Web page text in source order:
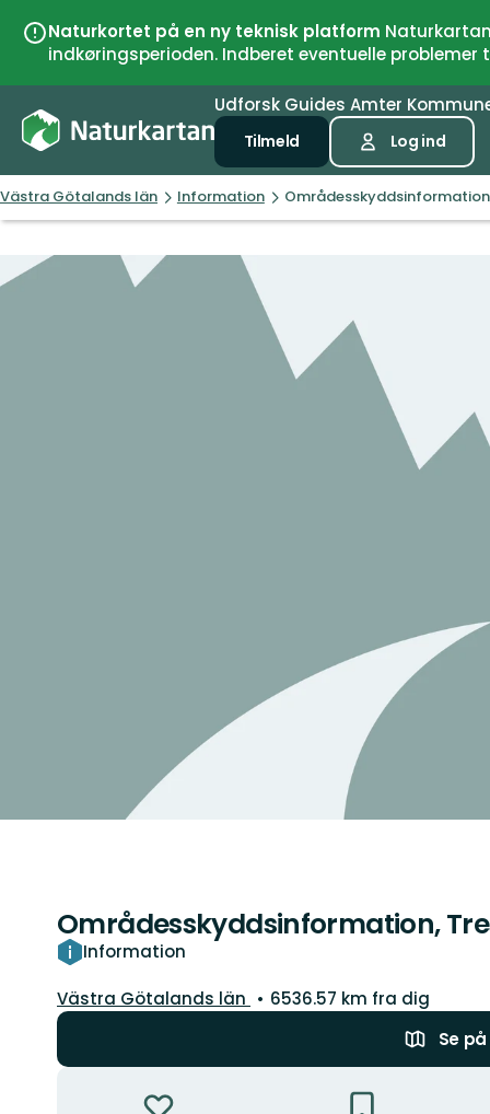
Naturkortet på en ny teknisk platform
indkøringsperioden. Indberet eventuelle
Udforsk Guides Amter
Tilmeld Log ind
Västra Götalands län Information
Områdesskyddsinformation,
Information
Amt:
Västra Götalands län
6536.57 km fra dig
Se